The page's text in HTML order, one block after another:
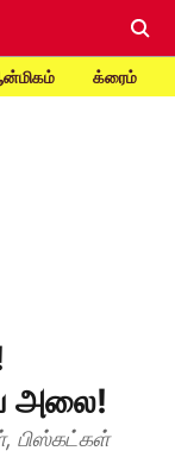
க்ரைம்
அலை!
பிஸ்கட்கள்